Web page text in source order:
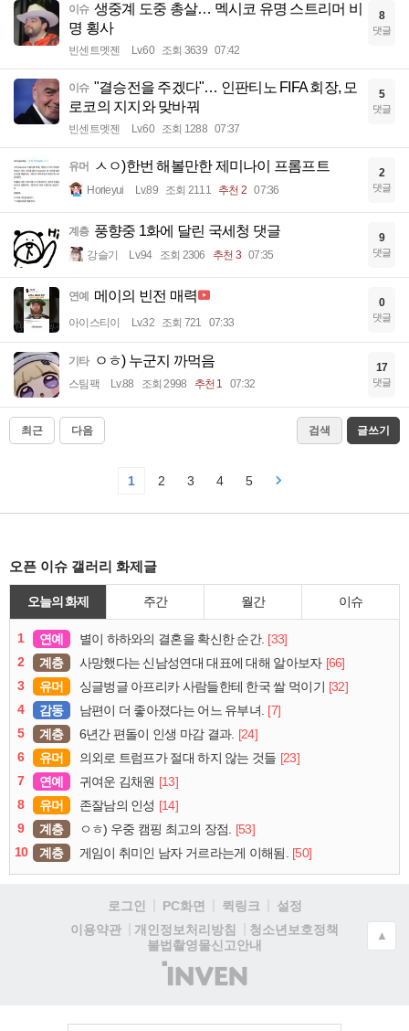
이슈 생중계 도중 총살… 멕시코 유명 스트리머 비
명 횡사
빈센트멧젠 Lv.60 조회 3639 07:42
8
댓글
이슈 "결승전을 주겠다"… 인판티노 FIFA 회장, 모
로코의 지지와 맞바꿔
빈센트멧젠 Lv.60 조회 1288 07:37
5
댓글
유머 ㅅㅇ)한번 해볼만한 제미나이 프롬프트
Horieyui Lv.89 조회 2111 추천 2 07:36
2
댓글
계층 풍향중 1화에 달린 국세청 댓글
강슬기 Lv.94 조회 2306 추천 3 07:35
9
댓글
연예 메이의 빈전 매력
아이스티이 Lv.32 조회 721 07:33
0
댓글
기타 ㅇㅎ) 누군지 까먹음
스팀팩 Lv.88 조회 2998 추천 1 07:32
17
댓글
최근 다음 검색 글쓰기
1 2 3 4 5
오픈 이슈 갤러리 화제글
오늘의 화제 주간 월간 이슈
1 연예 별이 하하와의 결혼을 확신한 순간. [33]
2
계층 사망했다는 신남성연대 대표에 대해 알아보자 [66]
3
유머 싱글벙글 아프리카 사람들한테 한국 쌀 먹이기 [32]
4
감동 남편이 더 좋아졌다는 어느 유부녀. [7]
5
계층 6년간 편돌이 인생 마감 결과. [24]
6
유머 의외로 트럼프가 절대 하지 않는 것들 [23]
7
연예 귀여운 김채원 [13]
8
유머 존잘남의 인성 [14]
9
계층 ㅇㅎ) 우중 캠핑 최고의 장점. [53]
10
계층 게임이 취미인 남자 거르라는게 이해됨. [50]
로그인 PC화면 퀵링크
설정
이용약관
개인정보처리방침
청소년보호정책
불법촬영물신고안내
(주)
인
▲